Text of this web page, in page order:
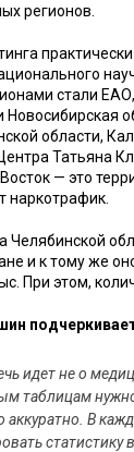
регионов.
стали
Новосибирская
области,
Татьяна
— это
наркотрафик.
и к тому же
При этом,
идет не о
таблицам
аккуратно. В